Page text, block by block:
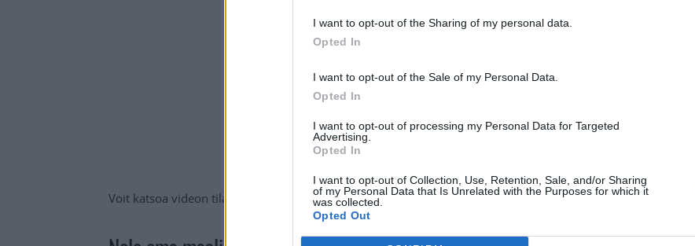
I want to opt-out of the Sharing of my personal data.
Opted In
I want to opt-out of the Sale of my Personal Data.
Opted In
I want to opt-out of processing my Personal Data for Targeted
Advertising.
Opted In
I want to opt-out of Collection, Use, Retention, Sale, and/or Sharing
of my Personal Data that Is Unrelated with the Purposes for which it
was collected.
Opted Out
Voit katsoa videon tilanteesta alta.